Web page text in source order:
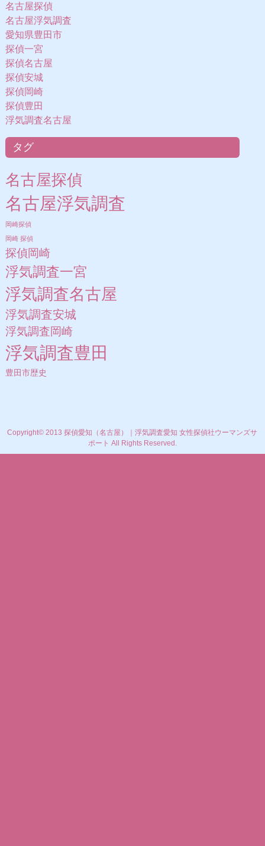
名古屋探偵
名古屋浮気調査
愛知県豊田市
探偵一宮
探偵名古屋
探偵安城
探偵岡崎
探偵豊田
浮気調査名古屋
タグ
名古屋探偵
名古屋浮気調査
岡崎探偵
岡崎 探偵
探偵岡崎
浮気調査一宮
浮気調査名古屋
浮気調査安城
浮気調査岡崎
浮気調査豊田
豊田市歴史
Copyright© 2013 探偵愛知（名古屋）｜浮気調査愛知 女性探偵社ウーマンズサ
ポート All Rights Reserved.